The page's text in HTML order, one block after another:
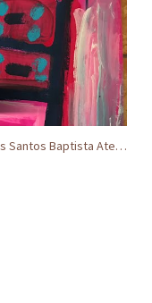
2020 - Werken als een Kunstenaar Julia dos Santos Baptista Ateliers2005 Amstelveen